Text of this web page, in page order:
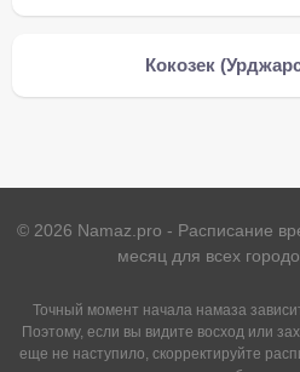
Кокозек
© 2026 Namaz.pro - Расписание
месяц для всех
Точный момент начала намаза
Поэтому, если вы видите восход или
еще не наступило, скорректируйте